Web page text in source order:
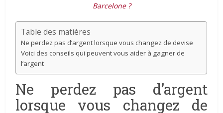
Barcelone ?
Table des matières
Ne perdez pas d’argent lorsque vous changez de devise
Voici des conseils qui peuvent vous aider à gagner de
l’argent
Ne perdez pas d’argent
lorsque vous changez de